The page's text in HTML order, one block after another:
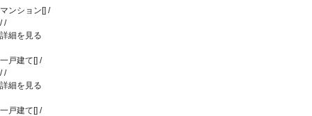
マンション [] /
//
詳細を見る
一戸建て [] /
//
詳細を見る
一戸建て [] /